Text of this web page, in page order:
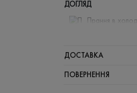
ДОГЛЯД
Прання в
Щадний
ДОСТАВКА
ПОВЕРНЕННЯ